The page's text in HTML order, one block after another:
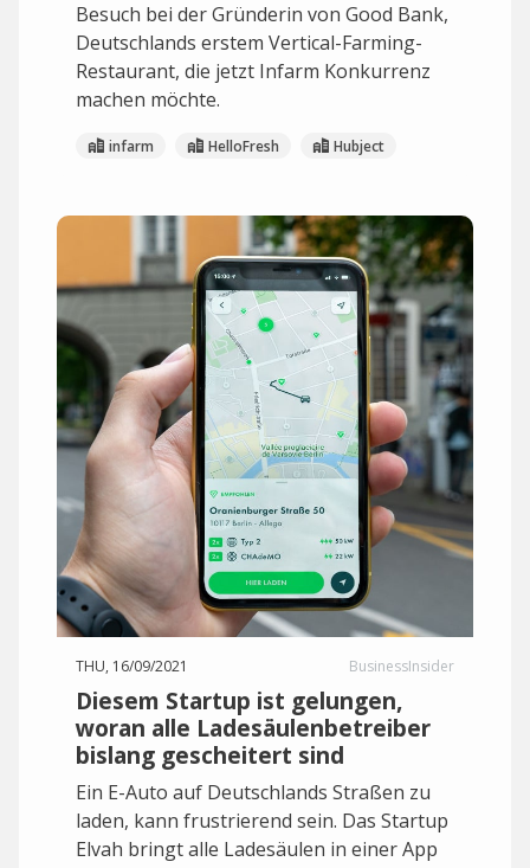
Besuch bei der Gründerin von Good Bank,
Deutschlands erstem Vertical-Farming-
Restaurant, die jetzt Infarm Konkurrenz
machen möchte.
infarm HelloFresh Hubject
THU, 16/09/2021 BusinessInsider
Diesem Startup ist gelungen,
woran alle Ladesäulenbetreiber
bislang gescheitert sind
Ein E-Auto auf Deutschlands Straßen zu
laden, kann frustrierend sein. Das Startup
Elvah bringt alle Ladesäulen in einer App